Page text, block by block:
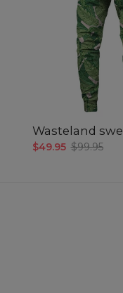
Wasteland
$49.95 $99.95